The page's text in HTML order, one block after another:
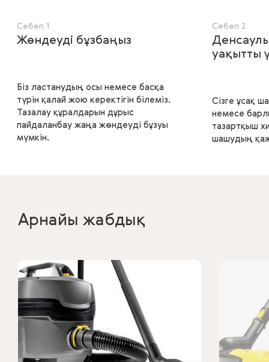
Себеп 1
Жөндеуді бұзбаңыз
Біз ластанудың осы немесе басқа
түрін қалай жою керектігін білеміз.
Тазалау құралдарын дұрыс
пайдаланбау жаңа жөндеуді бұзуы
мүмкін.
Себеп 2
уақытты
Сізге ұсақ
немесе
тазартқыш
шашудың
Арнайы жабдық